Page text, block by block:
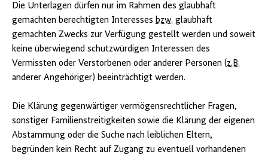
Die Unterlagen dürfen nur im Rahmen des glaubhaft
gemachten berechtigten Interesses bzw. glaubhaft
gemachten Zwecks zur Verfügung gestellt werden und soweit
keine überwiegend schutzwürdigen Interessen des
Vermissten oder Verstorbenen oder anderer Personen (z.B.
anderer Angehöriger) beeinträchtigt werden.
Die Klärung gegenwärtiger vermögensrechtlicher Fragen,
sonstiger Familienstreitigkeiten sowie die Klärung der eigenen
Abstammung oder die Suche nach leiblichen Eltern,
begründen kein Recht auf Zugang zu eventuell vorhandenen